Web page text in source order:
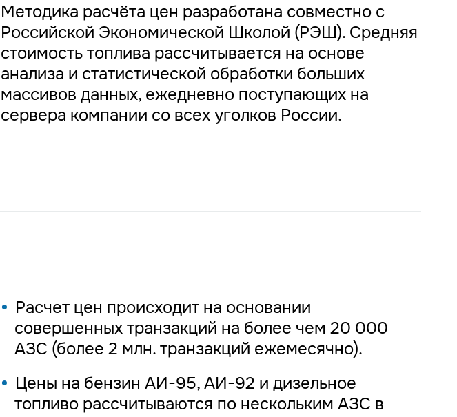
Методика расчёта цен разработана совместно с
Российской Экономической Школой (РЭШ). Средняя
стоимость топлива рассчитывается на основе
анализа и статистической обработки больших
массивов данных, ежедневно поступающих на
сервера компании со всех уголков России.
Расчет цен происходит на основании
совершенных транзакций на более чем 20 000
АЗС (более 2 млн. транзакций ежемесячно).
Цены на бензин АИ-95, АИ-92 и дизельное
топливо рассчитываются по нескольким АЗС в